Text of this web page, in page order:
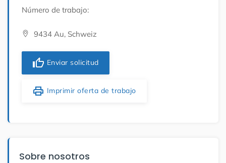
Número de trabajo:
9434 Au, Schweiz
thumb_up Enviar solicitud
print Imprimir oferta de trabajo
Sobre nosotros